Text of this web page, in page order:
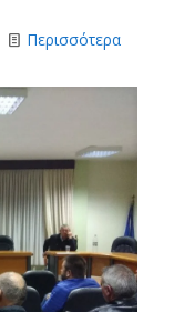
Περισσότερα